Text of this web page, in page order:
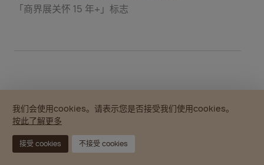
「商界展关怀 15 年+」标志
2022
我们会使用cookies。请表示您是否接受我们使用cookies。
按此了解更多
接受 cookies 不接受 cookies